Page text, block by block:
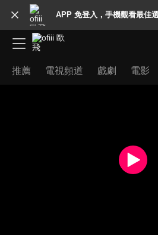
APP 免登入，手機觀看最佳
推薦 電視頻道 戲劇 電影